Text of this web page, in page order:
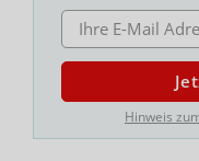
E-MAIL ADRESSE
Hinweis